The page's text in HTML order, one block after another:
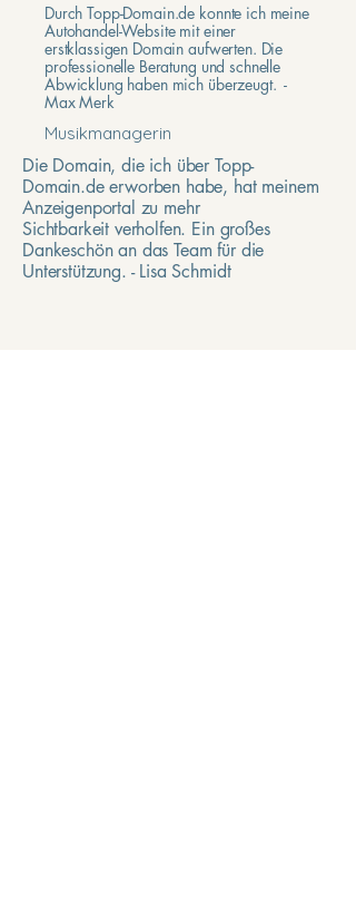
Durch Topp-Domain.de konnte ich meine
Autohandel-Website mit einer
erstklassigen Domain aufwerten. Die
professionelle Beratung und schnelle
Abwicklung haben mich überzeugt. -
Max Merk
Musikmanagerin
Die Domain, die ich über Topp-
Domain.de erworben habe, hat meinem
Anzeigenportal zu mehr
Sichtbarkeit verholfen. Ein großes
Dankeschön an das Team für die
Unterstützung. - Lisa Schmidt